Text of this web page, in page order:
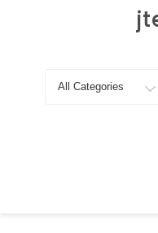
Search